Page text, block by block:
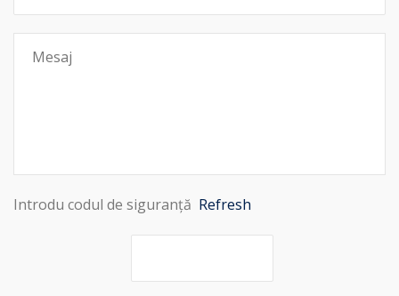
Introdu codul de siguranță Refresh